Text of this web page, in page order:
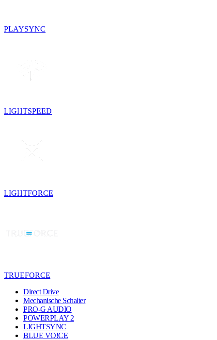
PLAYSYNC
LIGHTSPEED
LIGHTFORCE
TRUEFORCE
Direct Drive
Mechanische Schalter
PRO-G AUDIO
POWERPLAY 2
LIGHTSYNC
BLUE VO!CE